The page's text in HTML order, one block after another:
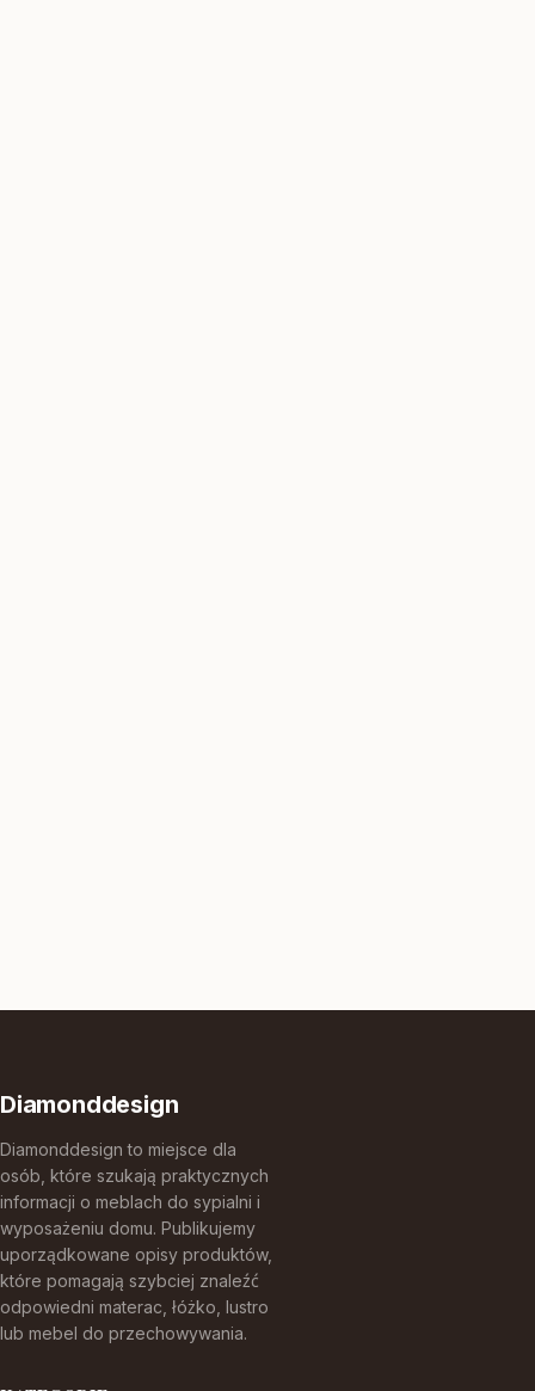
Diamonddesign
Diamonddesign to miejsce dla
osób, które szukają praktycznych
informacji o meblach do sypialni i
wyposażeniu domu. Publikujemy
uporządkowane opisy produktów,
które pomagają szybciej znaleźć
odpowiedni materac, łóżko, lustro
lub mebel do przechowywania.